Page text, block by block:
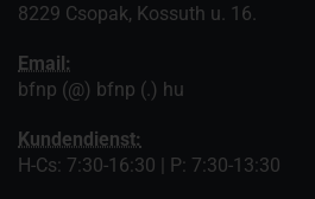
8229 Csopak, Kossuth u. 16.
Email:
bfnp (@) bfnp (.) hu
Kundendienst:
H-Cs: 7:30-16:30 | P: 7:30-13:30